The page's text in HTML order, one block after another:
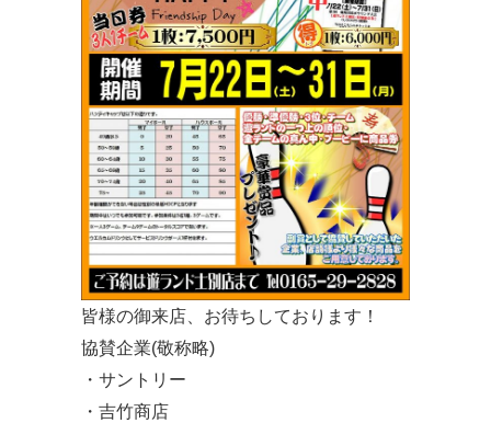
皆様の御来店、お待ちしております！
協賛企業(敬称略)
・サントリー
・吉竹商店